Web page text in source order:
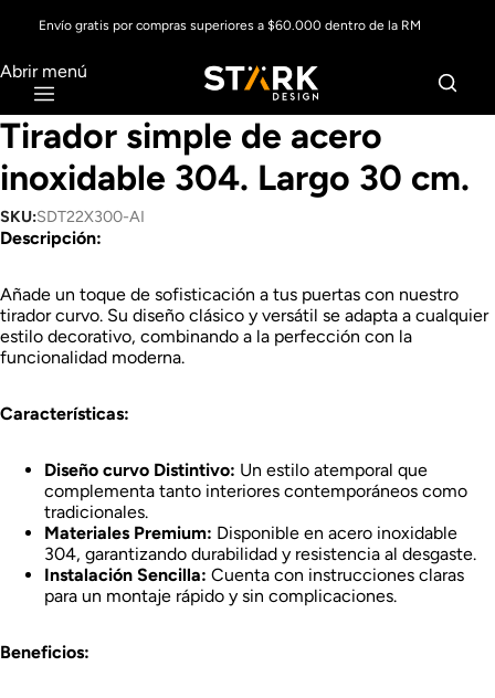
Envío gratis por compras superiores a $60.000 dentro de la RM
Abrir menú
Tirador simple de acero
inoxidable 304. Largo 30 cm.
SKU:SDT22X300-AI
Descripción:
Añade un toque de sofisticación a tus puertas con nuestro
tirador curvo. Su diseño clásico y versátil se adapta a cualquier
estilo decorativo, combinando a la perfección con la
funcionalidad moderna.
Características:
Diseño curvo Distintivo: Un estilo atemporal que
complementa tanto interiores contemporáneos como
tradicionales.
Materiales Premium: Disponible en acero inoxidable
304, garantizando durabilidad y resistencia al desgaste.
Instalación Sencilla: Cuenta con instrucciones claras
para un montaje rápido y sin complicaciones.
Beneficios: